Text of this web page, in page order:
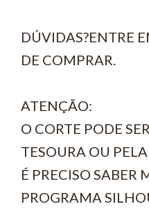
DÚVIDAS?ENTRE
DE COMPRAR.
ATENÇÃO:
O CORTE PODE
TESOURA OU
É PRECISO SABER
PROGRAMA